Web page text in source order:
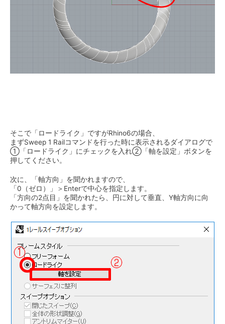
そこで「ロードライク」ですがRhino6の場合、
まずSweep 1 Railコマンドを行った時に表示されるダイアログで
①「ロードライク」にチェックを入れ②「軸を設定」ボタンを
押してください。
次に、「軸方向」を聞かれますので、
「0（ゼロ）」＞Enterで中心を指定します。
「方向の2点目」を聞かれたら、円に対して垂直、Y軸方向に向
かって軸方向を設定します。